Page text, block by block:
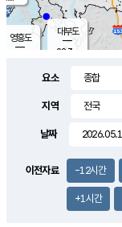
영흥도
대부도
28.3
요소
지역
날짜
이전자료 -12시간
+1시간